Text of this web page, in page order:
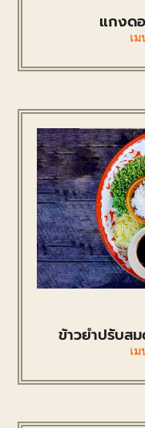
แกงด
เ
ข้าวยำปรับส
เ